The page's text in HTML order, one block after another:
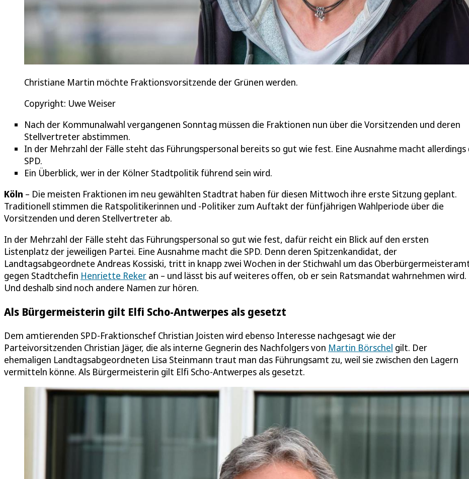
Christiane Martin möchte Fraktionsvorsitzende der Grünen werden.
Copyright: Uwe Weiser
Nach der Kommunalwahl vergangenen Sonntag müssen die Fraktionen nun über die Vorsitzenden und deren
Stellvertreter abstimmen.
In der Mehrzahl der Fälle steht das Führungspersonal bereits so gut wie fest. Eine Ausnahme macht allerdings
SPD.
Ein Überblick, wer in der Kölner Stadtpolitik führend sein wird.
Köln – Die meisten Fraktionen im neu gewählten Stadtrat haben für diesen Mittwoch ihre erste Sitzung geplant.
Traditionell stimmen die Ratspolitikerinnen und -Politiker zum Auftakt der fünfjährigen Wahlperiode über die
Vorsitzenden und deren Stellvertreter ab.
In der Mehrzahl der Fälle steht das Führungspersonal so gut wie fest, dafür reicht ein Blick auf den ersten
Listenplatz der jeweiligen Partei. Eine Ausnahme macht die SPD. Denn deren Spitzenkandidat, der
Landtagsabgeordnete Andreas Kossiski, tritt in knapp zwei Wochen in der Stichwahl um das
gegen Stadtchefin Henriette Reker an – und lässt bis auf weiteres offen, ob er sein Ratsmandat wahrnehmen wird.
Und deshalb sind noch andere Namen zur hören.
Als Bürgermeisterin gilt Elfi Scho-Antwerpes als gesetzt
Dem amtierenden SPD-Fraktionschef Christian Joisten wird ebenso Interesse nachgesagt wie der
Parteivorsitzenden Christian Jäger, die als interne Gegnerin des Nachfolgers von Martin Börschel gilt. Der
ehemaligen Landtagsabgeordneten Lisa Steinmann traut man das Führungsamt zu, weil sie zwischen den Lagern
vermitteln könne. Als Bürgermeisterin gilt Elfi Scho-Antwerpes als gesetzt.